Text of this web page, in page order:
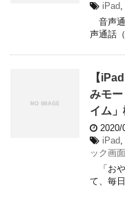
iPad,
音声通
声通話
【
みモ
イム」
2020/
iPad,
ック画面
「おや
て、毎